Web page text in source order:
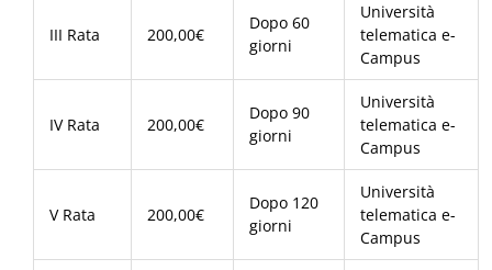
III Rata 200,00€
Dopo 60
giorni
Università
telematica e-
Campus
IV Rata 200,00€
Dopo 90
giorni
Università
telematica e-
Campus
V Rata 200,00€
Dopo 120
giorni
Università
telematica e-
Campus